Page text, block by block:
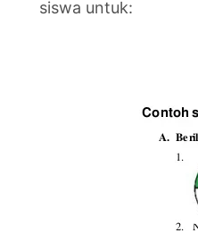
siswa untuk: